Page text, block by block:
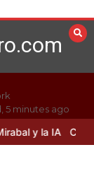
5 minutes ago
IA Caso